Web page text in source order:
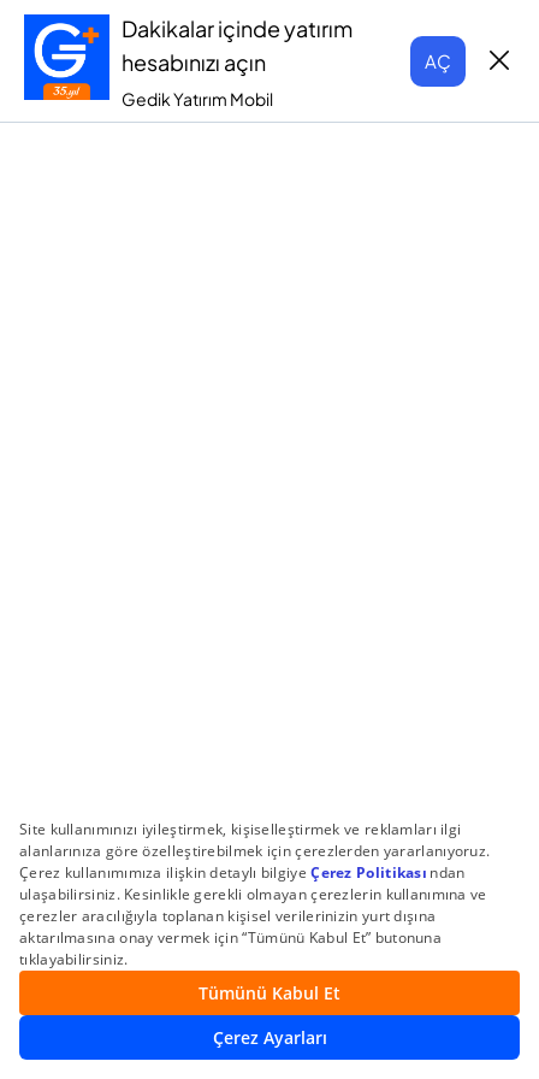
Dakikalar içinde yatırım
hesabınızı açın
Gedik Yatırım Mobil
AÇ